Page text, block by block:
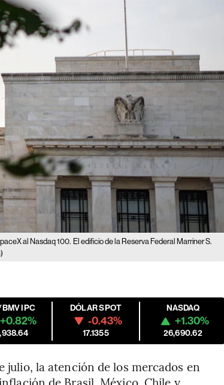
al Nasdaq 100. El edificio de la Reserva Federal Marriner S.
IPC
+0.82%
DÓLAR SPOT
-0.43%
17.1355
NASDAQ
+1.30%
26,690.62
julio, la atención de los mercados en